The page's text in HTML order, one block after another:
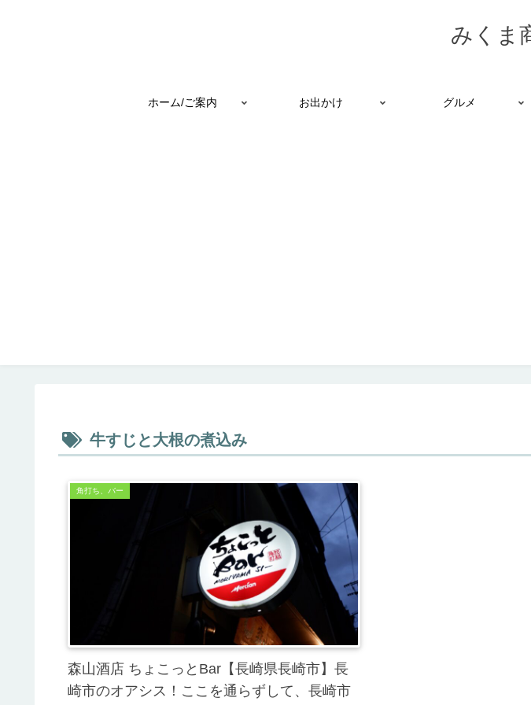
みくま
ホーム/ご案内 お出かけ グルメ
牛すじと大根の煮込み
角打ち、バー
森山酒店 ちょこっとBar【長崎県長崎市】長
崎市のオアシス！ここを通らずして、長崎市